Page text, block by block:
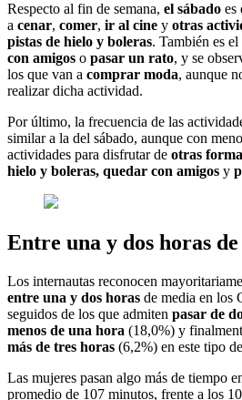
Respecto al fin de semana, el sábado es
a cenar, comer, ir al cine y otras
pistas de hielo y boleras. También es
con amigos o pasar un rato, y se
los que van a comprar moda, aunque
realizar dicha actividad.
Por último, la frecuencia de las
similar a la del sábado, aunque con
actividades para disfrutar de otras
hielo y boleras, quedar con amigos y
Entre una y dos horas
Los internautas reconocen
entre una y dos horas de media en los
seguidos de los que admiten pasar de
menos de una hora (18,0%) y
más de tres horas (6,2%) en este tipo
Las mujeres pasan algo más de tiempo
promedio de 107 minutos, frente a los